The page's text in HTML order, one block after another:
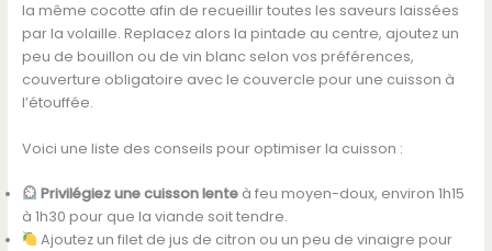
la même cocotte afin de recueillir toutes les saveurs laissées
par la volaille. Replacez alors la pintade au centre, ajoutez un
peu de bouillon ou de vin blanc selon vos préférences,
couverture obligatoire avec le couvercle pour une cuisson à
l’étouffée.
Voici une liste des conseils pour optimiser la cuisson :
Privilégiez une cuisson lente à feu moyen-doux, environ 1h15
à 1h30 pour que la viande soit tendre.
Ajoutez un filet de jus de citron ou un peu de vinaigre pour